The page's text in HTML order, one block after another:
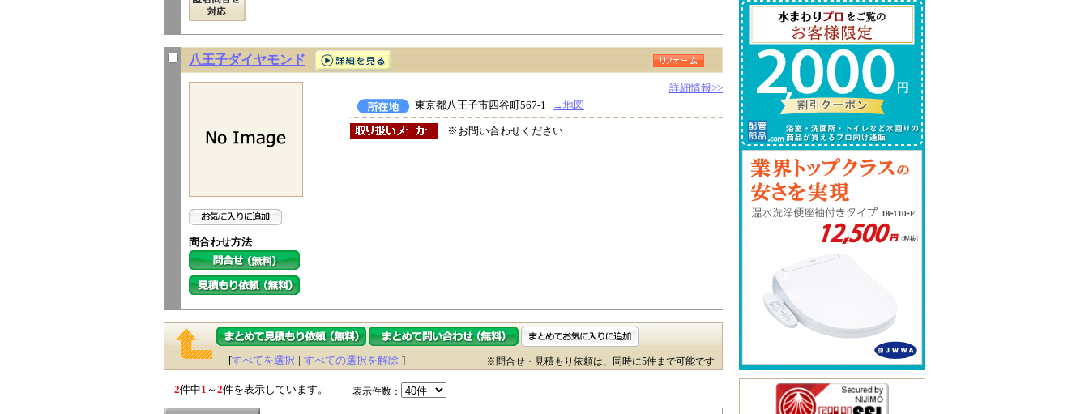
八王子ダイヤモンド
問合わせ方法
詳細情報>>
東京都八王子市四谷町567-1
→地図
※お問い合わせください
[すべてを選択 | すべての選択を解除 ] ※問合せ・見積もり依頼は、同時に5件まで可能です
2件中1 ～2件を表示しています。 表示件数：